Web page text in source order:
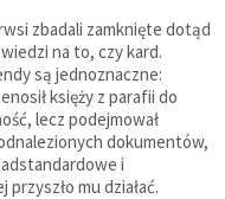
zbadali zamknięte dotąd
na to, czy kard.
są jednoznaczne:
księży z parafii do
lecz podejmował
dokumentów,
i
mu działać.